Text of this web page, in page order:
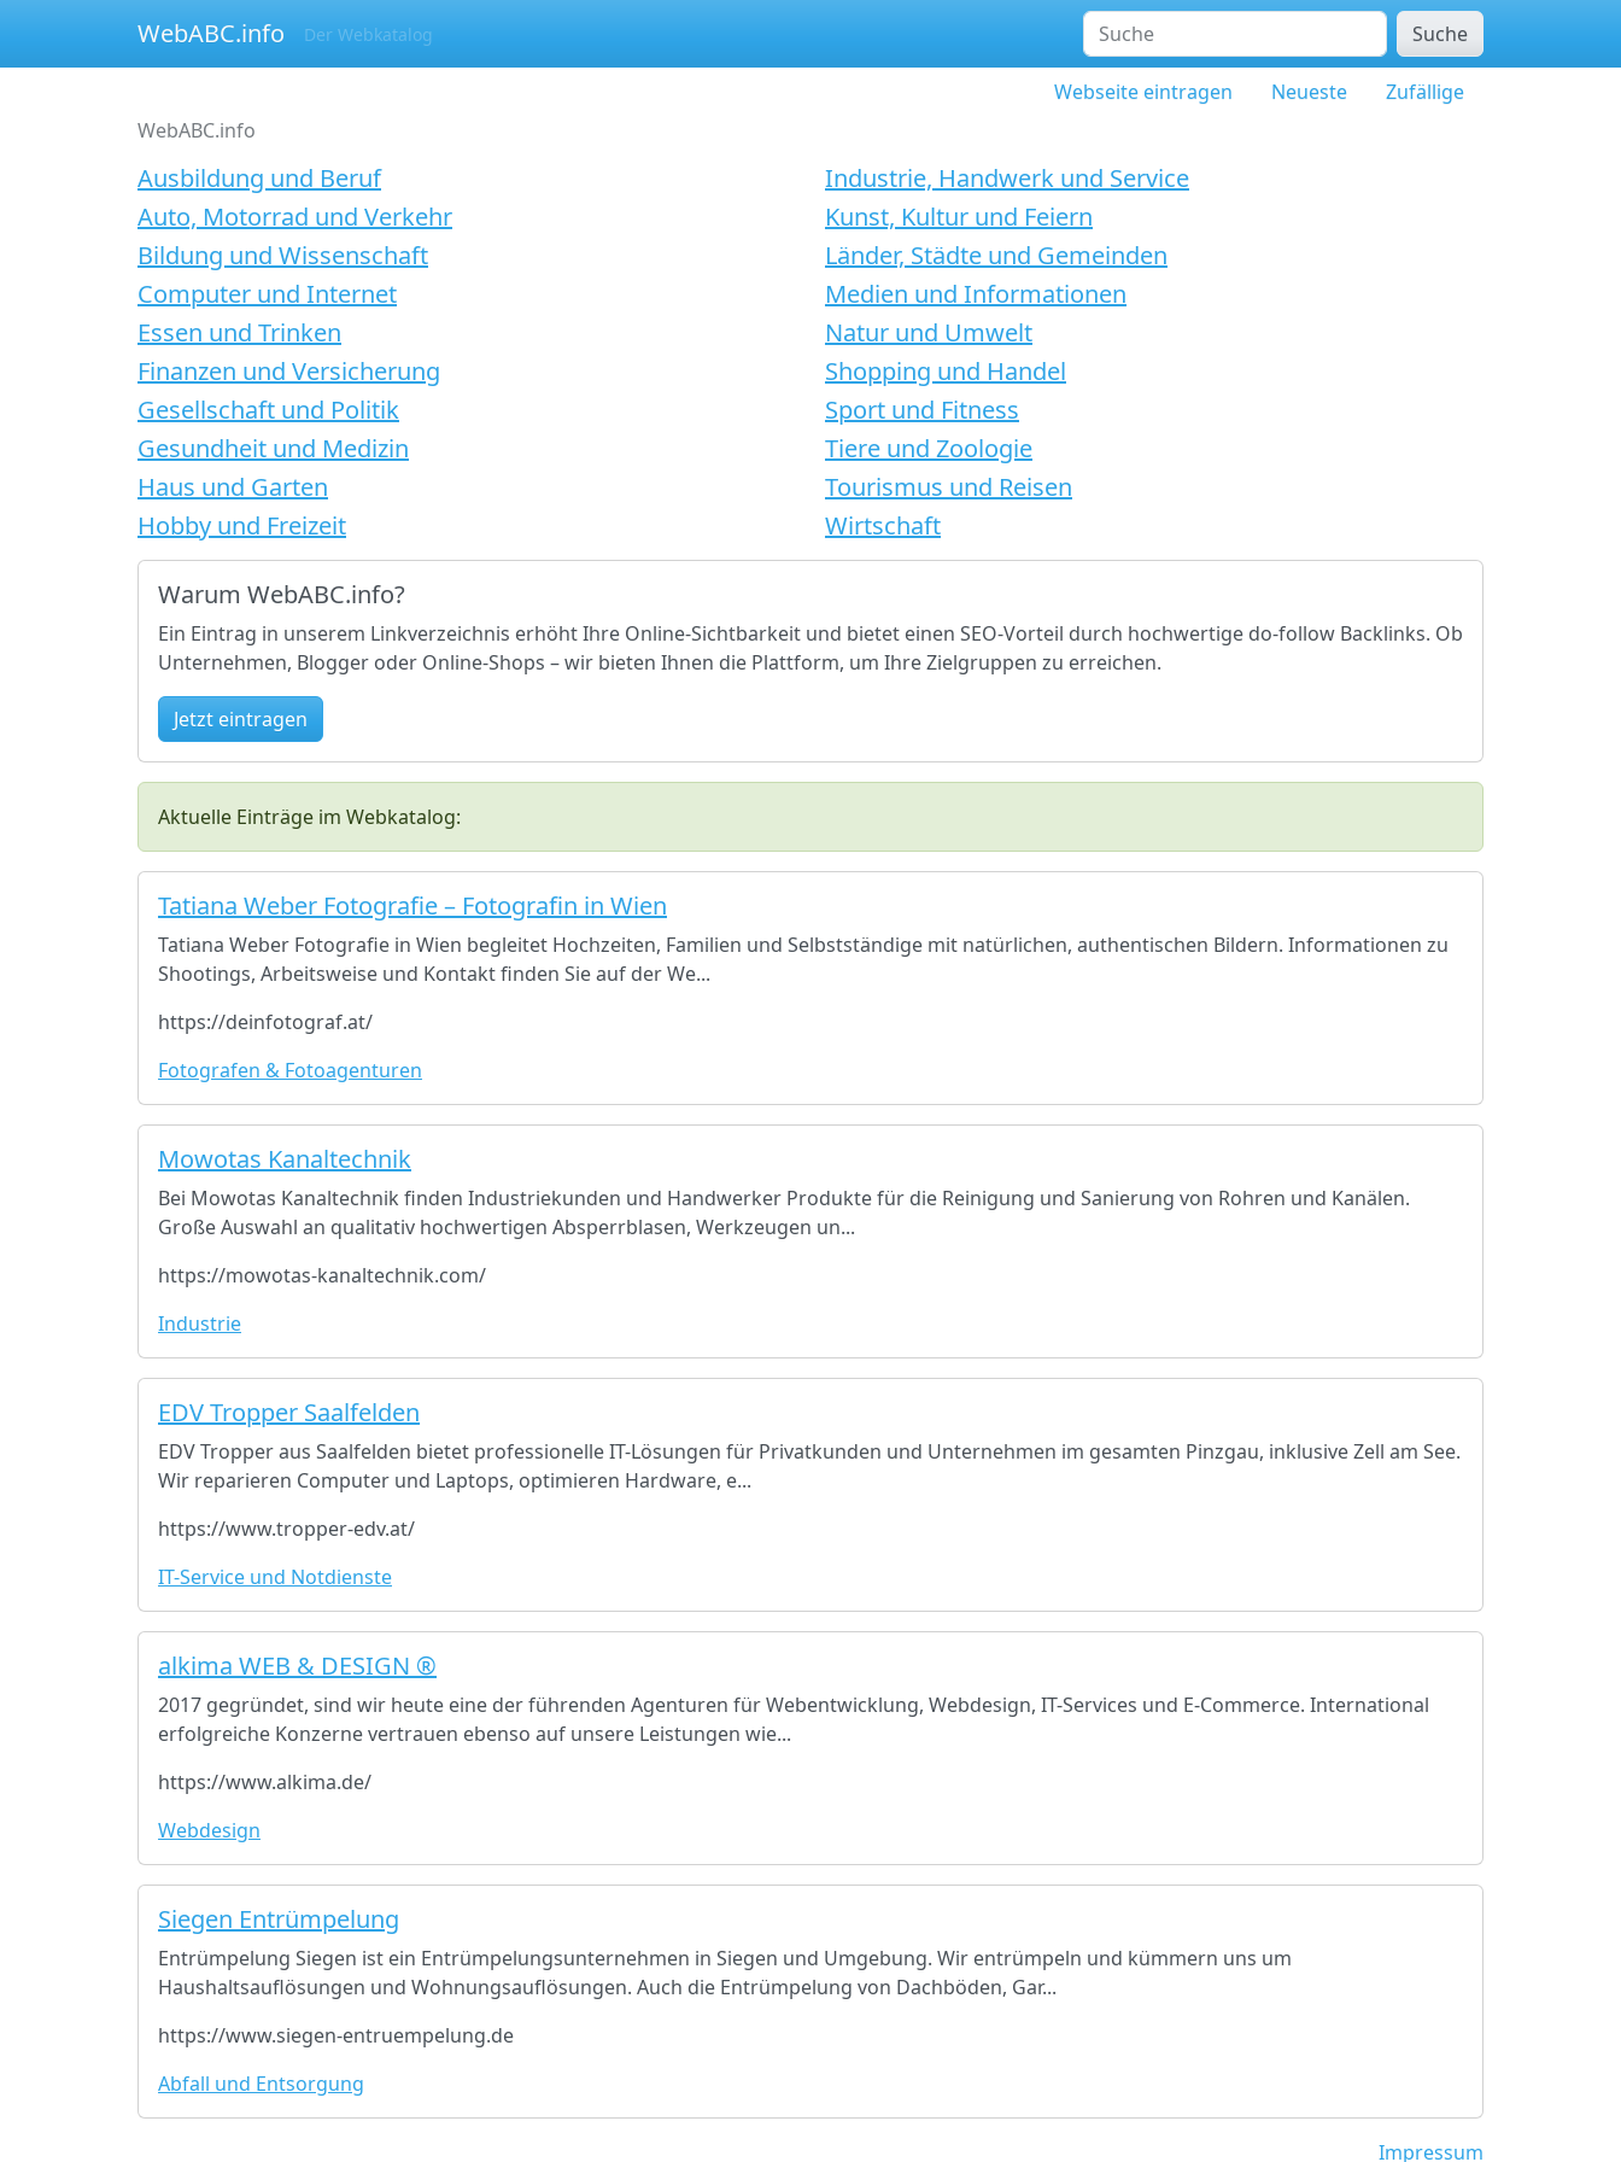
WebABC.info Der Webkatalog Suche
Webseite eintragen Neueste
Zufällige
WebABC.info
Ausbildung und Beruf
Auto, Motorrad und Verkehr
Bildung und Wissenschaft
Computer und Internet
Essen und Trinken
Finanzen und Versicherung
Gesellschaft und Politik
Gesundheit und Medizin
Haus und Garten
Hobby und Freizeit
Industrie, Handwerk und Service
Kunst, Kultur und Feiern
Länder, Städte und Gemeinden
Medien und Informationen
Natur und Umwelt
Shopping und Handel
Sport und Fitness
Tiere und Zoologie
Tourismus und Reisen
Wirtschaft
Warum WebABC.info?
Ein Eintrag in unserem Linkverzeichnis erhöht Ihre Online-Sichtbarkeit und bietet einen SEO-Vorteil durch hochwertige do-follow Backlinks. Ob
Unternehmen, Blogger oder Online-Shops – wir bieten Ihnen die Plattform, um Ihre Zielgruppen zu erreichen.
Jetzt eintragen
Aktuelle Einträge im Webkatalog:
Tatiana Weber Fotografie – Fotografin in Wien
Tatiana Weber Fotografie in Wien begleitet Hochzeiten, Familien und Selbstständige mit natürlichen, authentischen Bildern. Informationen zu
Shootings, Arbeitsweise und Kontakt finden Sie auf der We...
https://deinfotograf.at/
Fotografen & Fotoagenturen
Mowotas Kanaltechnik
Bei Mowotas Kanaltechnik finden Industriekunden und Handwerker Produkte für die Reinigung und Sanierung von Rohren und Kanälen.
Große Auswahl an qualitativ hochwertigen Absperrblasen, Werkzeugen un...
https://mowotas-kanaltechnik.com/
Industrie
EDV Tropper Saalfelden
EDV Tropper aus Saalfelden bietet professionelle IT-Lösungen für Privatkunden und Unternehmen im gesamten Pinzgau, inklusive Zell am See.
Wir reparieren Computer und Laptops, optimieren Hardware, e...
https://www.tropper-edv.at/
IT-Service und Notdienste
alkima WEB & DESIGN ®
2017 gegründet, sind wir heute eine der führenden Agenturen für Webentwicklung, Webdesign, IT-Services und E-Commerce. International
erfolgreiche Konzerne vertrauen ebenso auf unsere Leistungen wie...
https://www.alkima.de/
Webdesign
Siegen Entrümpelung
Entrümpelung Siegen ist ein Entrümpelungsunternehmen in Siegen und Umgebung. Wir entrümpeln und kümmern uns um
Haushaltsauflösungen und Wohnungsauflösungen. Auch die Entrümpelung von Dachböden, Gar...
https://www.siegen-entruempelung.de
Abfall und Entsorgung
Impressum